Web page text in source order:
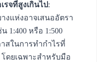
รจที่สูงเกินไป:
งแห่งอาจเสนออัตรา
1:400 หรือ 1:500
สในการทำกำไรที่
ดยเฉพาะสำหรับมือ